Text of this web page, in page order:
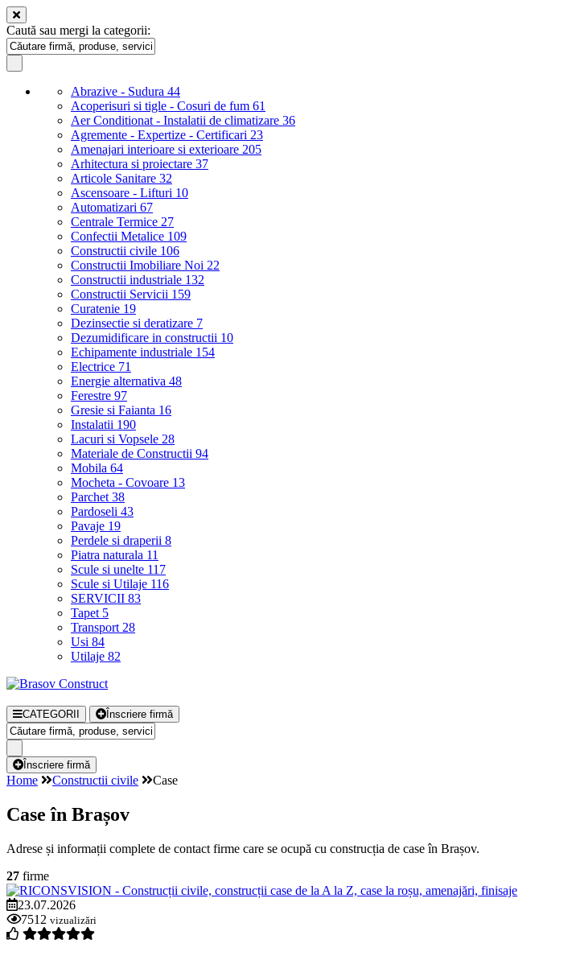
Caută sau mergi la categorii:
Abrazive - Sudura 44
Acoperisuri si tigle - Cosuri de fum 61
Aer Conditionat - Instalatii de climatizare 36
Agremente - Expertize - Certificari 23
Amenajari interioare si exterioare 205
Arhitectura si proiectare 37
Articole Sanitare 32
Ascensoare - Lifturi 10
Automatizari 67
Centrale Termice 27
Confectii Metalice 109
Constructii civile 106
Constructii Imobiliare Noi 22
Constructii industriale 132
Constructii Servicii 159
Curatenie 19
Dezinsectie si deratizare 7
Dezumidificare in constructii 10
Echipamente industriale 154
Electrice 71
Energie alternativa 48
Ferestre 97
Gresie si Faianta 16
Instalatii 190
Lacuri si Vopsele 28
Materiale de Constructii 94
Mobila 64
Mocheta - Covoare 13
Parchet 38
Pardoseli 43
Pavaje 19
Perdele si draperii 8
Piatra naturala 11
Scule si unelte 117
Scule si Utilaje 116
SERVICII 83
Tapet 5
Transport 28
Usi 84
Utilaje 82
CATEGORII Înscriere firmă
Înscriere firmă
Home Constructii civile Case
Case în Brașov
Adrese și informații complete de contact firme care se ocupă cu construcția de case în Brașov.
27 firme
23.07.2026
7512 vizualizări